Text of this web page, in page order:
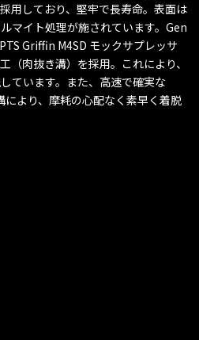
用しており、堅牢で長寿命。表面は
マイト処理が施されています。Gen
Griffin M4SD モックサプレッサ
（肉抜き溝）を採用。これにより、
ています。また、高速で確実な
より、摩耗の心配なく素早く着脱